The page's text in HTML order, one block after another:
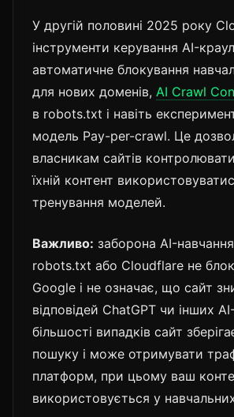
У другій половині 2025 року
інструменти керування AI-
автоматичне блокування
для нових доменів, AI Crawl
в robots.txt і навіть
модель Pay-per-crawl. Це
власникам сайтів
їхній контент
тренування моделей.
Важливо: заборона AI-
robots.txt або Cloudflare не
Google і не означає, що сайт
відповідей ChatGPT чи інших
більшості випадків сайт
пошуку і може отримувати
платформ, при цьому ваш
використовується у